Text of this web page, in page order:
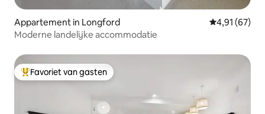
Appartement in Longford Gemiddelde
4,91 (67)
Moderne landelijke accommodatie
Topfavoriet van gasten
Favoriet van gasten